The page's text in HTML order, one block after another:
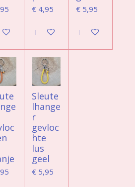
€ 4,95
In winkelwagen
€ 5,95
In winkelwagen
Sleute
lhange
r
gevloc
hte
lus
geel
€ 5,95